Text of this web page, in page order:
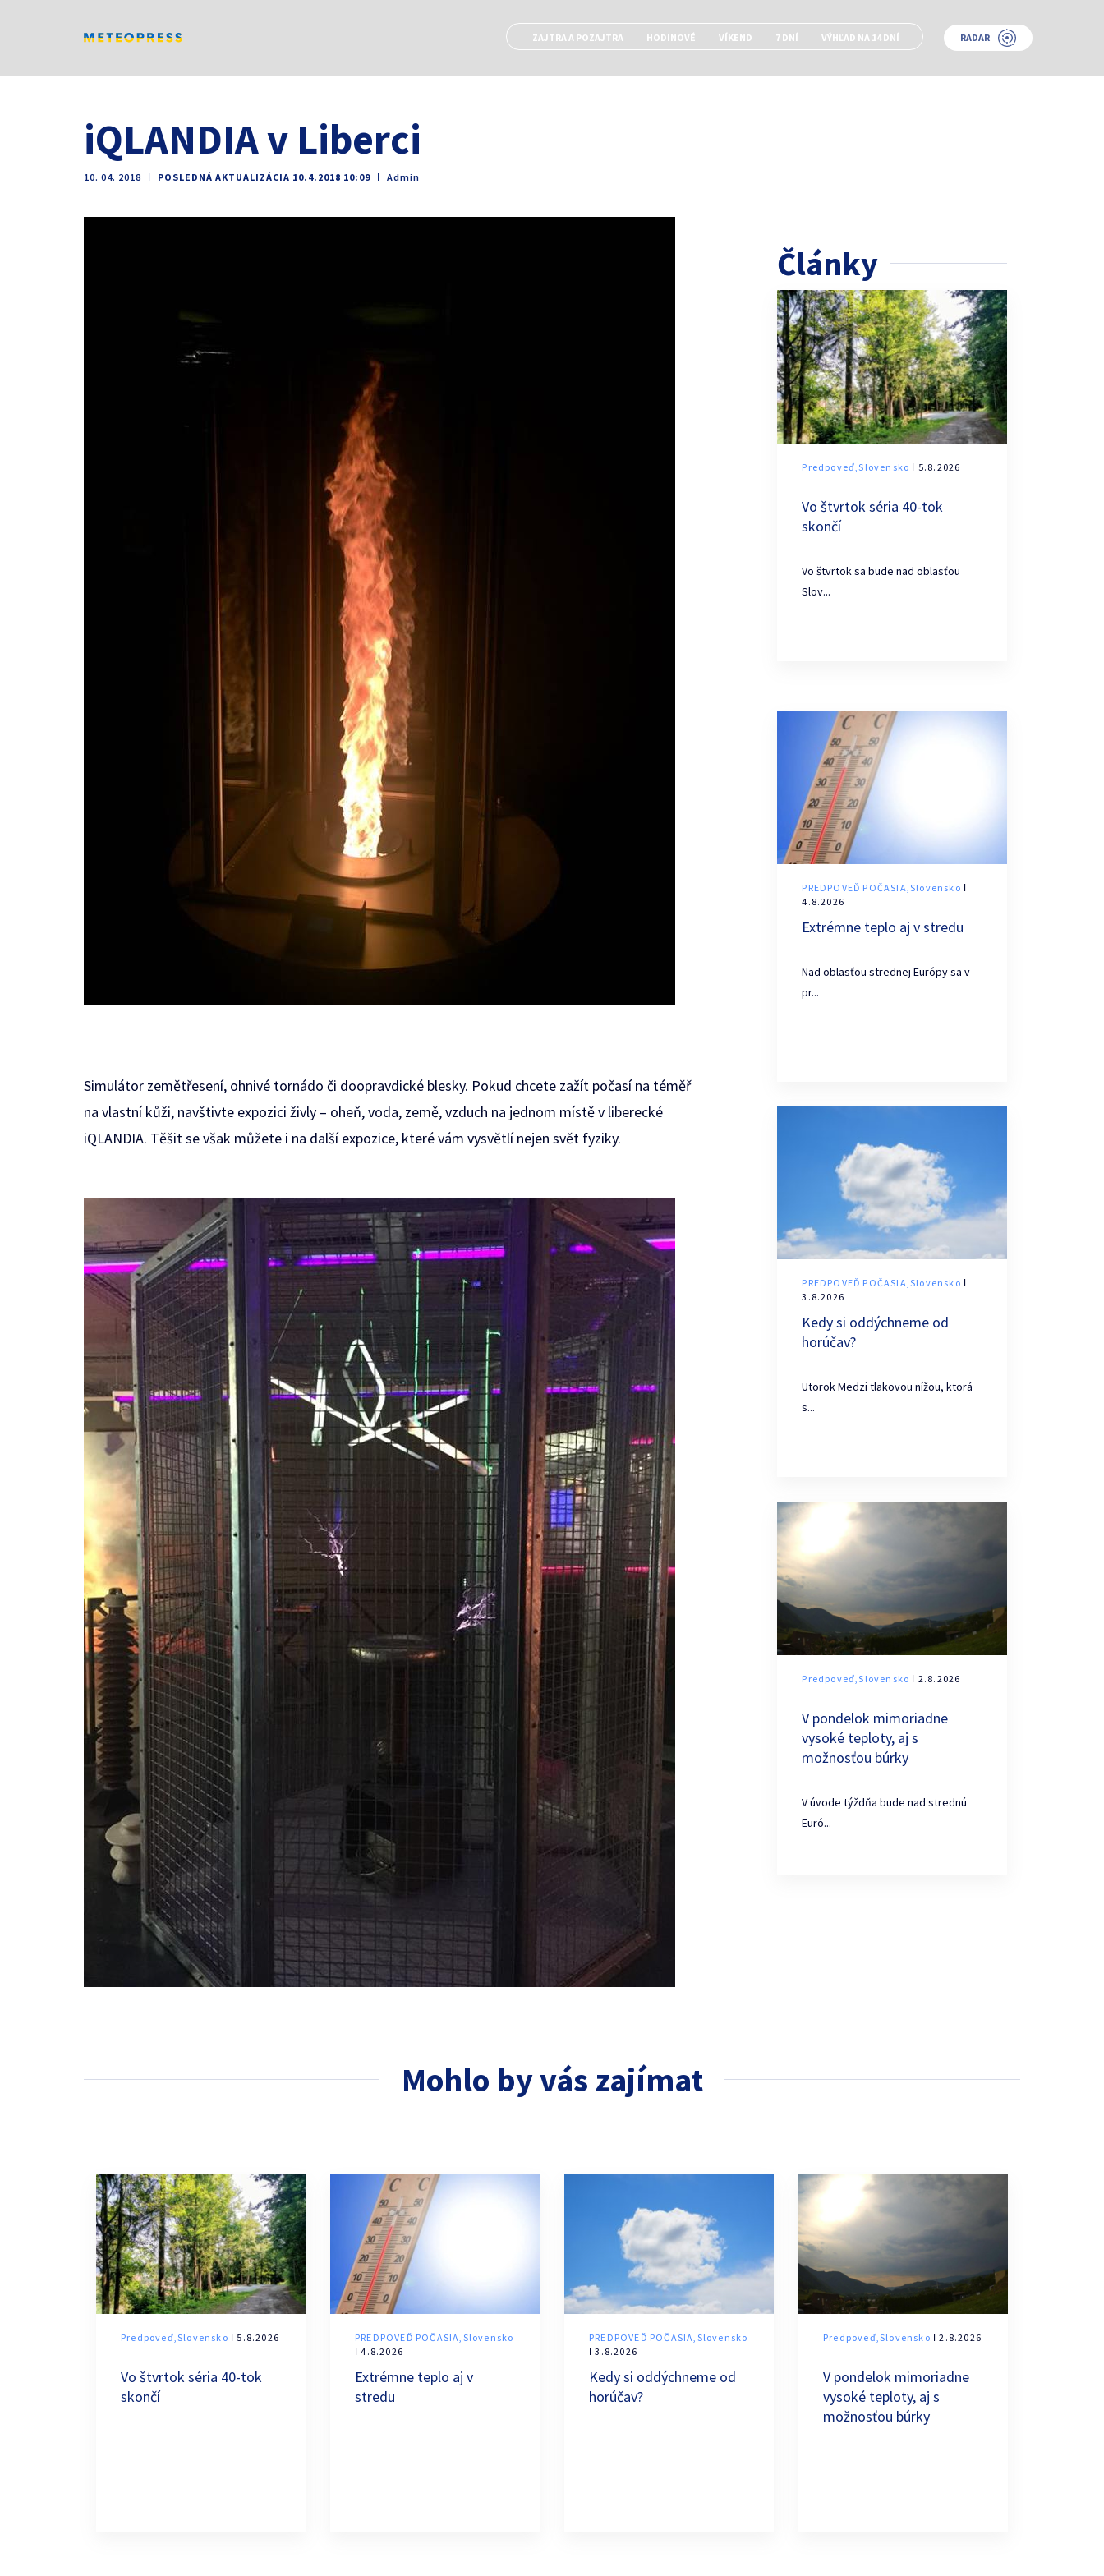
ZAJTRA A POZAJTRA HODINOVÉ VÍKEND 7 DNÍ VÝHĽAD NA 14 DNÍ RADAR
iQLANDIA v Liberci
10. 04. 2018 ǀ POSLEDNÁ AKTUALIZÁCIA 10.4.2018 10:09 ǀ Admin
Simulátor zemětřesení, ohnivé tornádo či doopravdické blesky. Pokud chcete zažít počasí na téměř
na vlastní kůži, navštivte expozici živly – oheň, voda, země, vzduch na jednom místě v liberecké
iQLANDIA. Těšit se však můžete i na další expozice, které vám vysvětlí nejen svět fyziky.
Články
Predpoveď,Slovensko ǀ 5.8.2026
Vo štvrtok séria 40-tok
skončí
Vo štvrtok sa bude nad oblasťou
Slov...
PREDPOVEĎ POČASIA,Slovensko ǀ
4.8.2026
Extrémne teplo aj v stredu
Nad oblasťou strednej Európy sa v
pr...
PREDPOVEĎ POČASIA,Slovensko ǀ
3.8.2026
Kedy si oddýchneme od
horúčav?
Utorok Medzi tlakovou nížou, ktorá
s...
Predpoveď,Slovensko ǀ 2.8.2026
V pondelok mimoriadne
vysoké teploty, aj s
možnosťou búrky
V úvode týždňa bude nad strednú
Euró...
Mohlo by vás zajímat
Predpoveď,Slovensko ǀ 5.8.2026
Vo štvrtok séria 40-tok
skončí
PREDPOVEĎ POČASIA,Slovensko
ǀ 4.8.2026
Extrémne teplo aj v
stredu
PREDPOVEĎ POČASIA,Slovensko
ǀ 3.8.2026
Kedy si oddýchneme od
horúčav?
Predpoveď,Slovensko ǀ 2.8.2026
V pondelok mimoriadne
vysoké teploty, aj s
možnosťou búrky